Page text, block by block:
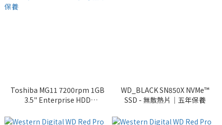
Toshiba MG11 7200rpm 1GB
3.5" Enterprise HDD
年保養
WD_BLACK SN850X NVMe™
SSD - 無散熱片｜五年保養